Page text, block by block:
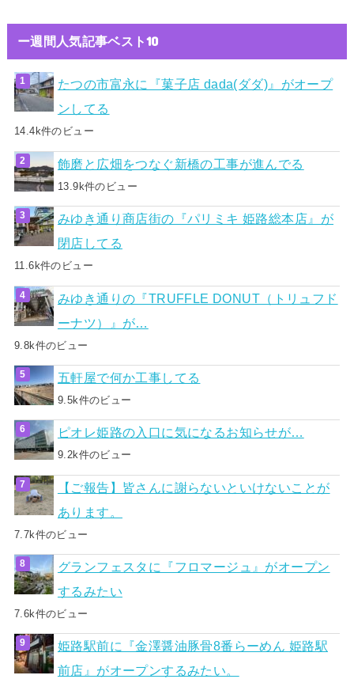
ー週間人気記事ベスト10
たつの市富永に『菓子店 dada(ダダ)』がオープ
ンしてる
14.4k件のビュー
飾磨と広畑をつなぐ新橋の工事が進んでる
13.9k件のビュー
みゆき通り商店街の『パリミキ 姫路総本店』が
閉店してる
11.6k件のビュー
みゆき通りの『TRUFFLE DONUT（トリュフド
ーナツ）』が…
9.8k件のビュー
五軒屋で何か工事してる
9.5k件のビュー
ピオレ姫路の入口に気になるお知らせが…
9.2k件のビュー
【ご報告】皆さんに謝らないといけないことが
あります。
7.7k件のビュー
グランフェスタに『フロマージュ』がオープン
するみたい
7.6k件のビュー
姫路駅前に『金澤醤油豚骨8番らーめん 姫路駅
前店』がオープンするみたい。